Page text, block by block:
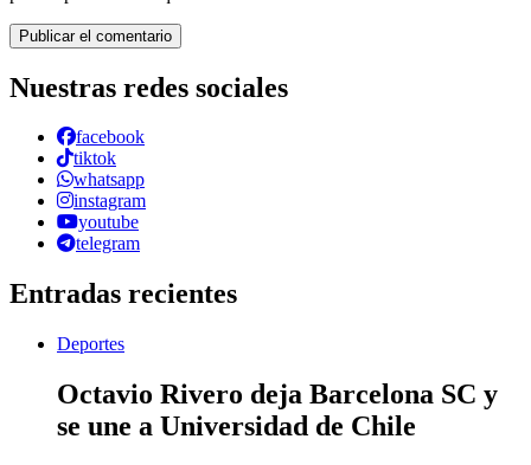
Nuestras redes sociales
facebook
tiktok
whatsapp
instagram
youtube
telegram
Entradas recientes
Deportes
Octavio Rivero deja Barcelona SC y
se une a Universidad de Chile